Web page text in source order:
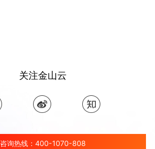
关注金山云
咨询热线：400-1070-808